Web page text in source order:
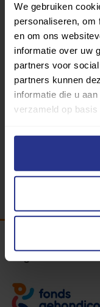
We gebruiken
personaliseren, om
en om ons
informatie over uw
partners voor
partners kunnen
informatie die u
verzameld op basis
Sport, spel en
Programma van: